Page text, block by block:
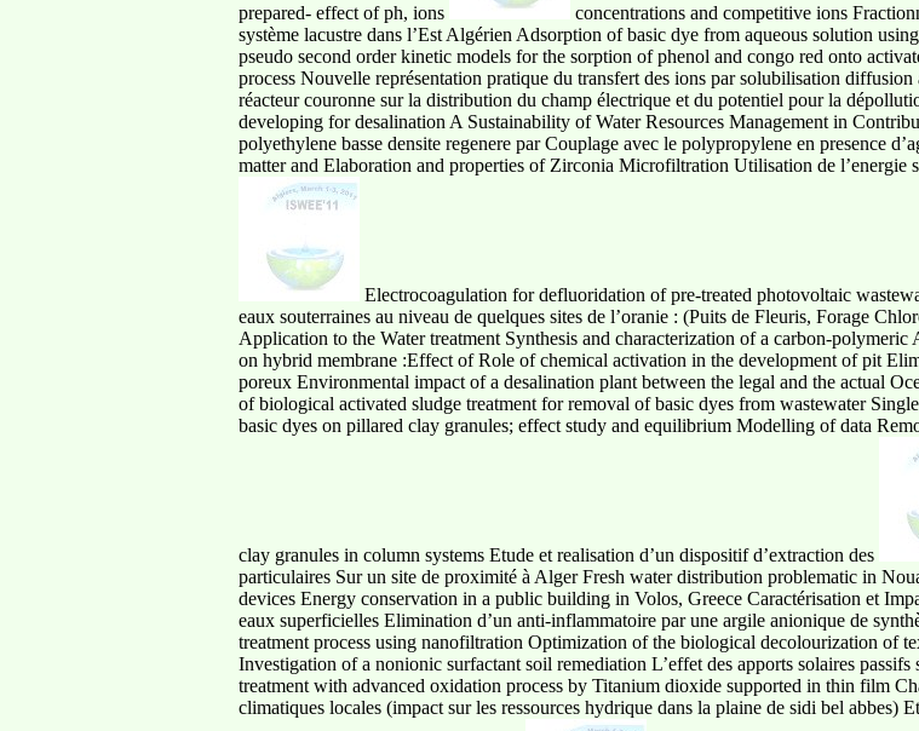
prepared- effect of ph, ions
concentrations and competitive ions
système lacustre dans l’Est Algérien Adsorption of basic dye from aqueous solution
pseudo second order kinetic models for the sorption of phenol and congo red onto
process Nouvelle représentation pratique du transfert des ions par solubilisation diffusion
réacteur couronne sur la distribution du champ électrique et du potentiel pour la
developing for desalination A Sustainability of Water Resources Management in
polyethylene basse densite regenere par Couplage avec le polypropylene en presence
matter and Elaboration and properties of Zirconia Microfiltration Utilisation de l’energie
Electrocoagulation for defluoridation of pre-treated photovoltaic
eaux souterraines au niveau de quelques sites de l’oranie : (Puits de Fleuris, Forage
Application to the Water treatment Synthesis and characterization of a carbon-
on hybrid membrane :Effect of Role of chemical activation in the development of pit
poreux Environmental impact of a desalination plant between the legal and the actual
of biological activated sludge treatment for removal of basic dyes from wastewater
basic dyes on pillared clay granules; effect study and equilibrium Modelling of data
clay granules in column systems Etude et realisation d’un dispositif d’extraction des
particulaires Sur un site de proximité à Alger Fresh water distribution problematic in
devices Energy conservation in a public building in Volos, Greece Caractérisation et
eaux superficielles Elimination d’un anti-inflammatoire par une argile anionique de
treatment process using nanofiltration Optimization of the biological decolourization of
Investigation of a nonionic surfactant soil remediation L’effet des apports solaires
treatment with advanced oxidation process by Titanium dioxide supported in thin film
climatiques locales (impact sur les ressources hydrique dans la plaine de sidi bel abbes)